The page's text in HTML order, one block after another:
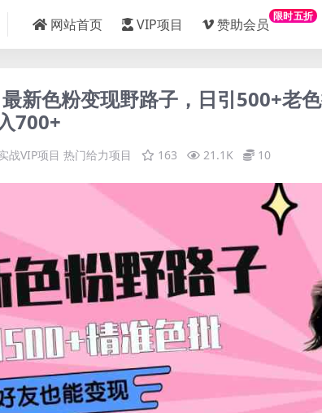
网站首页 VIP项目 赞助会员 限时五折
最新色粉变现野路子，日引500+老
700+
战VIP项目 热门给力项目 163 21.1K 10